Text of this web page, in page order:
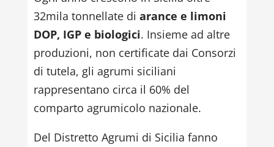
32mila tonnellate di arance e limoni
DOP, IGP e biologici. Insieme ad altre
produzioni, non certificate dai Consorzi
di tutela, gli agrumi siciliani
rappresentano circa il 60% del
comparto agrumicolo nazionale.
Del Distretto Agrumi di Sicilia fanno